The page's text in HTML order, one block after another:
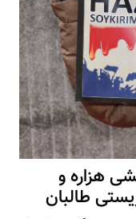
هزاره و
طالبان